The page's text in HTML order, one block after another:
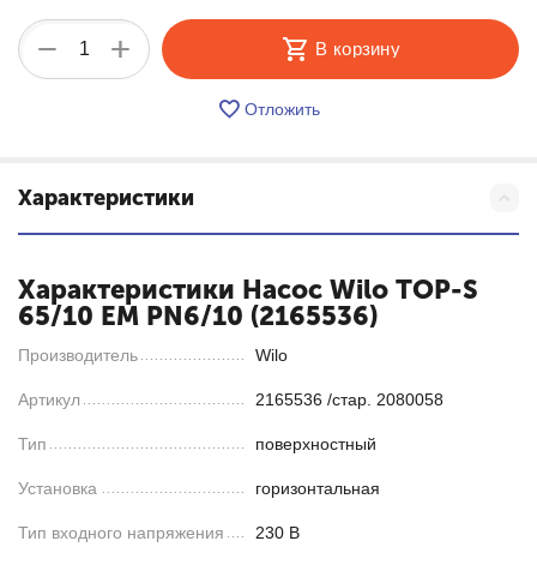
+
− В корзину
Отложить
Характеристики
Характеристики Насос Wilo TOP-S
65/10 EM PN6/10 (2165536)
Производитель Wilo
Артикул 2165536 /стар. 2080058
Тип поверхностный
Установка горизонтальная
Тип входного напряжения 230 В